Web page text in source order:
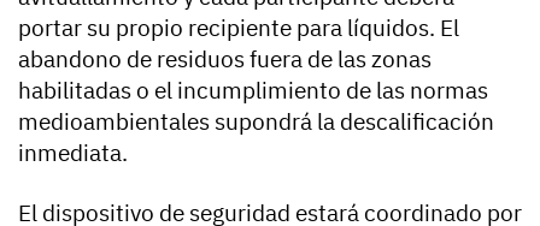
portar su propio recipiente para líquidos. El
abandono de residuos fuera de las zonas
habilitadas o el incumplimiento de las normas
medioambientales supondrá la descalificación
inmediata.
El dispositivo de seguridad estará coordinado por